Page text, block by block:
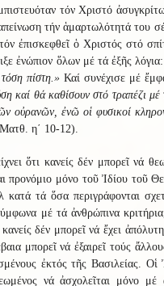
τόν Χριστό
τήν ἁμαρτωλότητά του
ἐπισκεφθεῖ ὁ Χριστός στό
ἐνώπιον ὅλων μέ τά ἐξῆς
πίστη.» Καί συνέχισε μέ
καί θά καθίσουν στό τραπέζι
οὐρανῶν, ἐνῶ οἱ φυσικοί
η΄ 10-12).
ὅτι κανείς δέν μπορεῖ νά
προνόμιο μόνο τοῦ Ἰδίου τοῦ
τά ὅσα περιγράφονται
μέ τά ἀνθρώπινα
δέν μπορεῖ νά ἔχει
μπορεῖ νά ἐξαιρεῖ τούς
ἐκτός τῆς Βασιλείας. Οἱ
νά ἀσχολεῖται μόνο μέ